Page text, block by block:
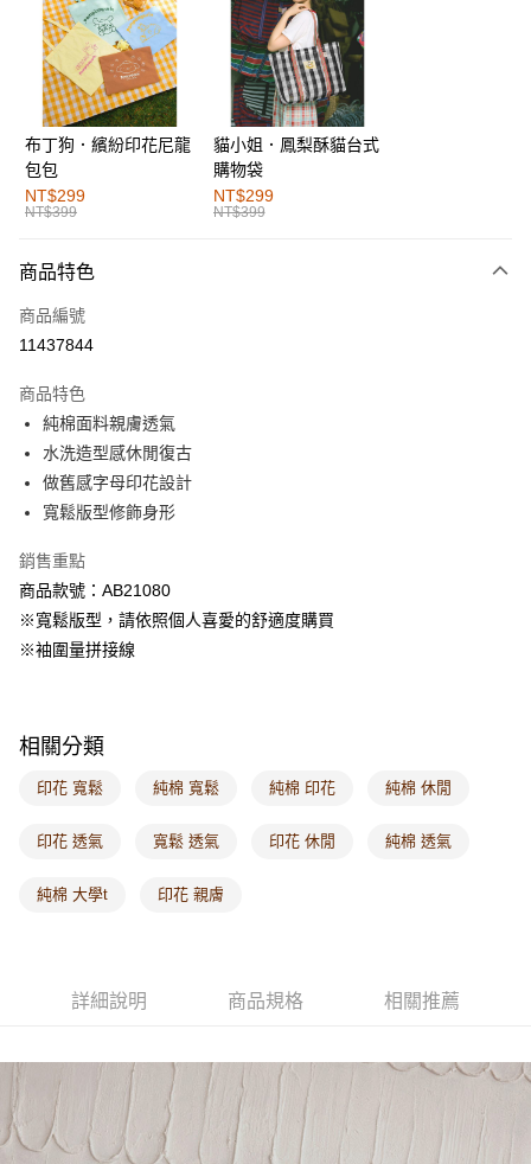
LINE Pay
街口支付
運送方式
全家取貨付款
每筆NT$60，滿NT$1,000(含以上)免運費
付款後全家取貨
萊爾富取貨付款
付款後萊爾富取貨
每筆NT$60，滿NT$1,000(含以上)免運費
7-11取貨付款
每筆NT$60，滿NT$1,000(含以上)免運費
付款後7-11取貨
每筆NT$60，滿NT$1,000(含以上)免運費
宅配
每筆NT$60，滿NT$1,000(含以上)免運費
海外配送-港/澳/新/馬/泰國專屬 查看運費
海外配送-其他亞洲地區 查看運費
布丁狗．繽紛印花尼龍
包包
NT$299
NT$399
貓小姐．鳳梨酥貓台式
購物袋
NT$299
NT$399
商品特色
商品編號
11437844
商品特色
純棉面料親膚透氣
水洗造型感休閒復古
做舊感字母印花設計
寬鬆版型修飾身形
銷售重點
商品款號：AB21080
※寬鬆版型，請依照個人喜愛的舒適度購買
※袖圍量拼接線
相關分類
印花 寬鬆 純棉 寬鬆 純棉 印花 純棉 休閒
印花 透氣 寬鬆 透氣 印花 休閒 純棉 透氣
純棉 大學t 印花 親膚
詳細說明 商品規格 相關推薦